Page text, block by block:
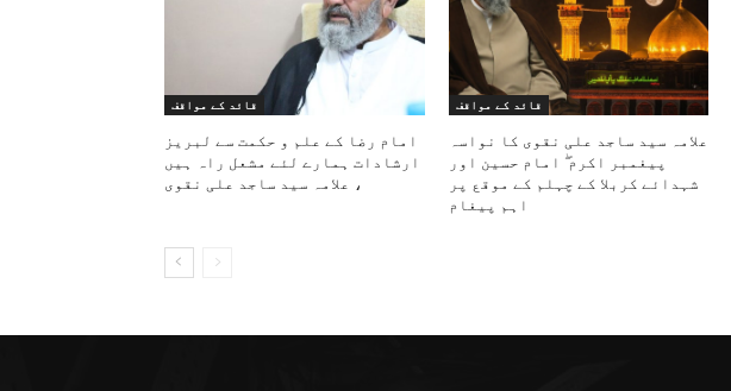
قائد کے مواقف
علامہ سید ساجد علی نقوی کا نواسہ
پیغمبر اکرم ۖ امام حسین اور
شہدائے کربلا کے چہلم کے موقع پر
اہم پیغام
قائد کے مواقف
امام رضا کے علم و حکمت سے لبریز
ارشادات ہمارے لئے مشعل راہ ہیں
، علامہ سید ساجد علی نقوی